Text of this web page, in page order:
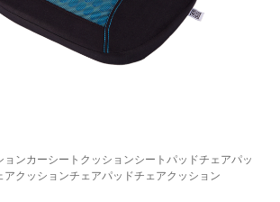
ョンカーシートクッションシートパッドチェアパッ
アクッションチェアパッドチェアクッション